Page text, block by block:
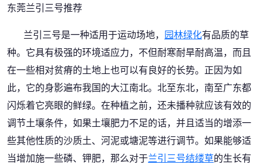
东莞兰引三号推荐
兰引三号是一种适用于运动场地， 园林绿化有品质的草
种。它具有极强的环境适应力，不但耐寒耐旱耐高温，而且
在一些相对贫瘠的土地上也可以有良好的长势。正因为如
此，它的身影遍布我国的大江南北。北至东北，南至广东都
闪烁着它亮眼的鲜绿。在种植之前，还未播种就应该有效的
调节土壤条件，如果土壤肥力不足的话，并且适当的增添一
些其他性质的沙质土、河泥或塘泥等进行调节。如果能够适
当增加施一些磷、钾肥，那么对于兰引三号结缕草的生长有